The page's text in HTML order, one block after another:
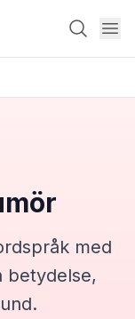
med
betydelse,